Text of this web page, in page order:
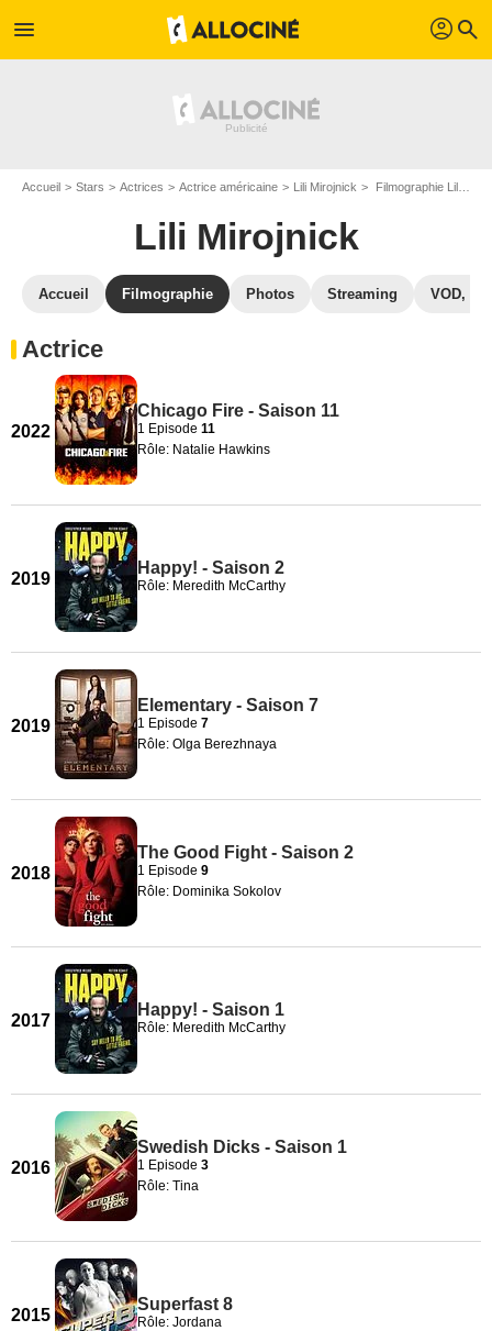
menu profil search
Accueil Stars Actrices Actrice américaine Lili Mirojnick Filmographie Lili Mirojnick
Lili Mirojnick
Accueil Filmographie Photos Streaming VOD,
Actrice
2022
Chicago Fire - Saison 11
1 Episode 11
Rôle: Natalie Hawkins
2019
Happy! - Saison 2
Rôle: Meredith McCarthy
2019
Elementary - Saison 7
1 Episode 7
Rôle: Olga Berezhnaya
2018
The Good Fight - Saison 2
1 Episode 9
Rôle: Dominika Sokolov
2017
Happy! - Saison 1
Rôle: Meredith McCarthy
2016
Swedish Dicks - Saison 1
1 Episode 3
Rôle: Tina
2015
Superfast 8
Rôle: Jordana